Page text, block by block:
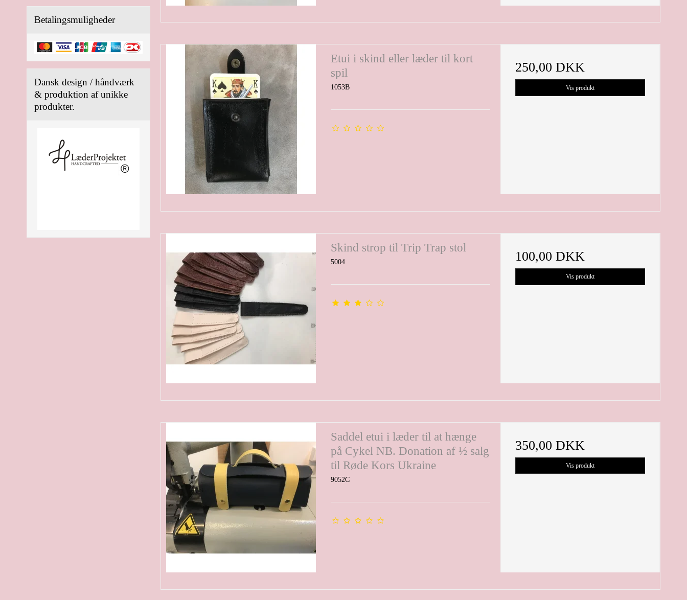
Betalingsmuligheder
Dansk design / håndværk
& produktion af unikke
produkter.
Etui i skind eller læder til kort
spil
1053B
250,00 DKK
Vis produkt
Skind strop til Trip Trap stol
5004 100,00 DKK
Vis produkt
Saddel etui i læder til at hænge
på Cykel NB. Donation af ½ salg
til Røde Kors Ukraine
9052C
350,00 DKK
Vis produkt